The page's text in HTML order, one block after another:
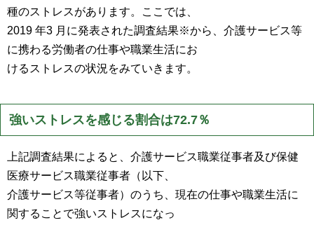
種のストレスがあります。ここでは、
2019 年3 月に発表された調査結果※から、介護サービス等
に携わる労働者の仕事や職業生活にお
けるストレスの状況をみていきます。
強いストレスを感じる割合は72.7％
上記調査結果によると、介護サービス職業従事者及び保健
医療サービス職業従事者（以下、
介護サービス等従事者）のうち、現在の仕事や職業生活に
関することで強いストレスになっ